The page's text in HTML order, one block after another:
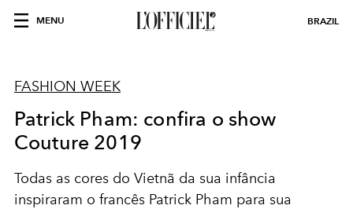
MENU BRAZIL
FASHION WEEK
Patrick Pham: confira o show
Couture 2019
Todas as cores do Vietnã da sua infância
inspiraram o francês Patrick Pham para sua